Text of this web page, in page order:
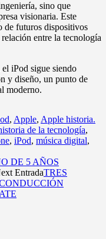
sino que
visionaria. Este
de futuros dispositivos
entre la tecnología
el iPod sigue siendo
y diseño, un punto de
moderno.
, Apple, Apple historia.
de la tecnología,
, iPod, música digital,
DE 5 AÑOS
EntradaTRES